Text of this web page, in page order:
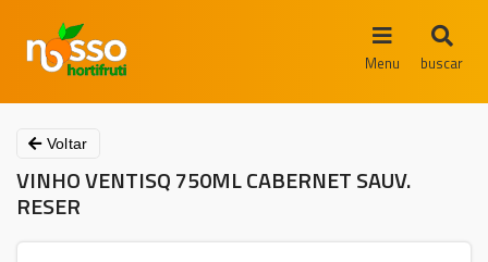
Menu buscar
Voltar
VINHO VENTISQ 750ML CABERNET SAUV.
RESER